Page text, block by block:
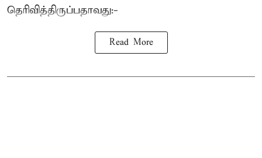
தெரிவித்திருப்பதாவது:-
Read More